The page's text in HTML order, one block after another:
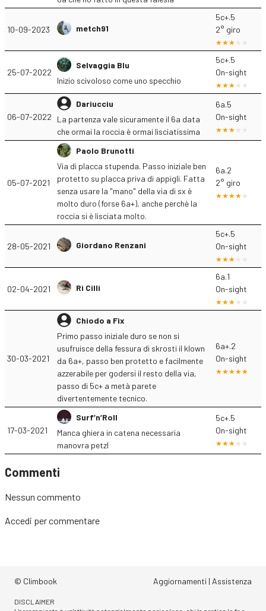
10-09-2023 metch91
5c+.5
2° giro
25-07-2022
Selvaggia Blu
Inizio scivoloso come uno specchio
5c+.5
On-sight
06-07-2022
Dariucciu
La partenza vale sicuramente il 6a data
che ormai la roccia è ormai lisciatissima
6a.5
On-sight
05-07-2021
Paolo Brunotti
Via di placca stupenda. Passo iniziale ben
protetto su placca priva di appigli. Fatta
senza usare la "mano" della via di sx è
molto duro (forse 6a+), anche perchè la
roccia si è lisciata molto.
6a.2
2° giro
28-05-2021 Giordano Renzani
5c+.5
On-sight
02-04-2021 Ri Cilli
6a.1
On-sight
30-03-2021
Chiodo a Fix
Primo passo iniziale duro se non si
usufruisce della fessura di skrosti il klown
da 6a+, passo ben protetto e facilmente
azzerabile per godersi il resto della via,
passo di 5c+ a metà parete
divertentemente tecnico.
6a+.2
On-sight
17-03-2021
Surf’n’Roll
Manca ghiera in catena necessaria
manovra petzl
5c+.5
On-sight
Commenti
Nessun commento
Accedi per commentare
© Climbook Aggiornamenti | Assistenza
DISCLAIMER